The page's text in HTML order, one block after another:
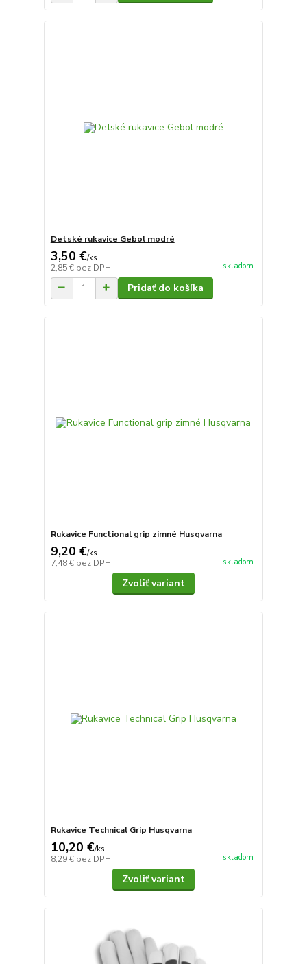
Detské rukavice Gebol modré
3,50 €/ks
2,85 € bez DPH skladom
Pridať do košíka
Rukavice Functional grip zimné Husqvarna
9,20 €/ks
7,48 € bez DPH skladom
Zvoliť variant
Rukavice Technical Grip Husqvarna
10,20 €/ks
8,29 € bez DPH skladom
Zvoliť variant